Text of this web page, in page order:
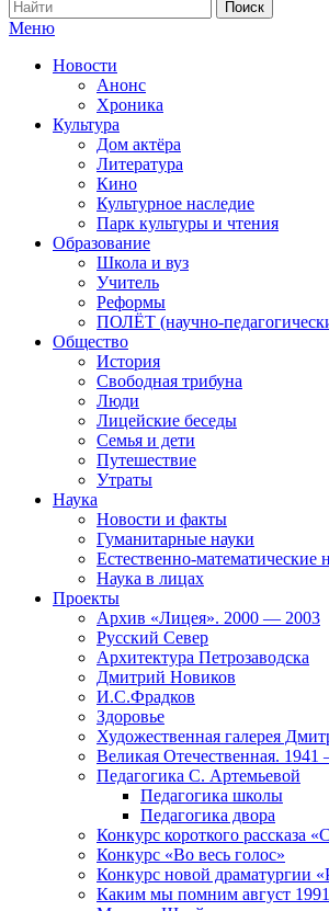
Меню
Новости
Анонс
Хроника
Культура
Дом актёра
Литература
Кино
Культурное наследие
Парк культуры и чтения
Образование
Школа и вуз
Учитель
Реформы
ПОЛЁТ (научно-
Общество
История
Свободная трибуна
Люди
Лицейские беседы
Семья и дети
Путешествие
Утраты
Наука
Новости и факты
Гуманитарные науки
Естественно-математические
Наука в лицах
Проекты
Архив «Лицея». 2000 — 2003
Русский Север
Архитектура Петрозаводска
Дмитрий Новиков
И.С.Фрадков
Здоровье
Художественная галерея
Великая Отечественная.
Педагогика С. Артемьевой
Педагогика школы
Педагогика двора
Конкурс короткого рассказа
Конкурс «Во весь голос»
Конкурс новой драматургии
Каким мы помним август